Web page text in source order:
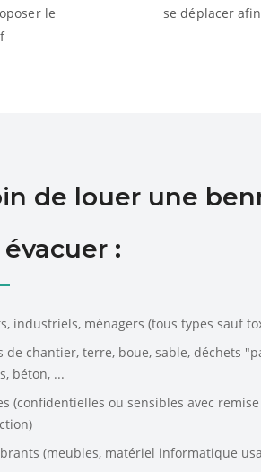
le
se déplacer
de louer une
:
industriels, ménagers (tous types sauf
de chantier, terre, boue, sable, déchets
béton, ...
(confidentielles ou sensibles avec remise
(meubles, matériel informatique